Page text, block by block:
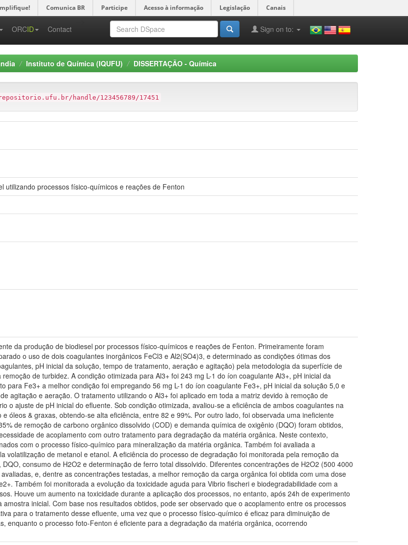
Comunica BR Participe Acesso à informação Legislação Canais
ORCID Contact Sign on to:
Instituto de Química (IQUFU) DISSERTAÇÃO - Química
handle/123456789/17451
utilizando processos físico-químicos e reações de Fenton
da produção de biodiesel por processos físico-químicos e reações de Fenton. Primeiramente foram
o uso de dois coagulantes inorgânicos FeCl3 e Al2(SO4)3, e determinado as condições ótimas dos
pH inicial da solução, tempo de tratamento, aeração e agitação) pela metodologia da superfície de
de turbidez. A condição otimizada para Al3+ foi 243 mg L-1 do íon coagulante Al3+, pH inicial da
para Fe3+ a melhor condição foi empregando 56 mg L-1 do íon coagulante Fe3+, pH inicial da solução 5,0 e
agitação e aeração. O tratamento utilizando o Al3+ foi aplicado em toda a matriz devido à remoção de
o ajuste de pH inicial do efluente. Sob condição otimizada, avaliou-se a eficiência de ambos coagulantes na
óleos & graxas, obtendo-se alta eficiência, entre 82 e 99%. Por outro lado, foi observada uma ineficiente
de remoção de carbono orgânico dissolvido (COD) e demanda química de oxigênio (DQO) foram obtidos,
de acoplamento com outro tratamento para degradação da matéria orgânica. Neste contexto,
com o processo físico-químico para mineralização da matéria orgânica. Também foi avaliada a
volatilização de metanol e etanol. A eficiência do processo de degradação foi monitorada pela remoção da
consumo de H2O2 e determinação de ferro total dissolvido. Diferentes concentrações de H2O2 (500 4000
e, dentre as concentrações testadas, a melhor remoção da carga orgânica foi obtida com uma dose
Também foi monitorada a evolução da toxicidade aguda para Vibrio fischeri e biodegradabilidade com a
Houve um aumento na toxicidade durante a aplicação dos processos, no entanto, após 24h de experimento
inicial. Com base nos resultados obtidos, pode ser observado que o acoplamento entre os processos
para o tratamento desse efluente, uma vez que o processo físico-químico é eficaz para diminuição de
enquanto o processo foto-Fenton é eficiente para a degradação da matéria orgânica, ocorrendo